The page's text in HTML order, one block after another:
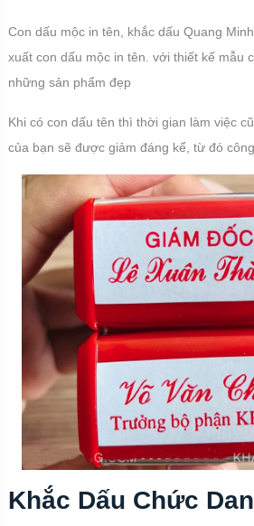
Con dấu mộc in tên, khắc dấu Quang
xuất con dấu mộc in tên. với thiết kế mẫu
những sản phẩm đẹp
Khi có con dấu tên thì thời gian làm việc
của bạn sẽ được giảm đáng kể, từ đó
Khắc Dấu Chức